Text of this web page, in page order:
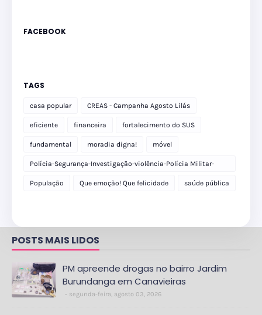
FACEBOOK
TAGS
casa popular CREAS - Campanha Agosto Lilás
eficiente financeira fortalecimento do SUS
fundamental moradia digna! móvel
Polícia-Segurança-Investigação-violência-Polícia Militar-
delegacia
População Que emoção! Que felicidade saúde pública
POSTS MAIS LIDOS
PM apreende drogas no bairro Jardim
Burundanga em Canavieiras
segunda-feira, agosto 03, 2026